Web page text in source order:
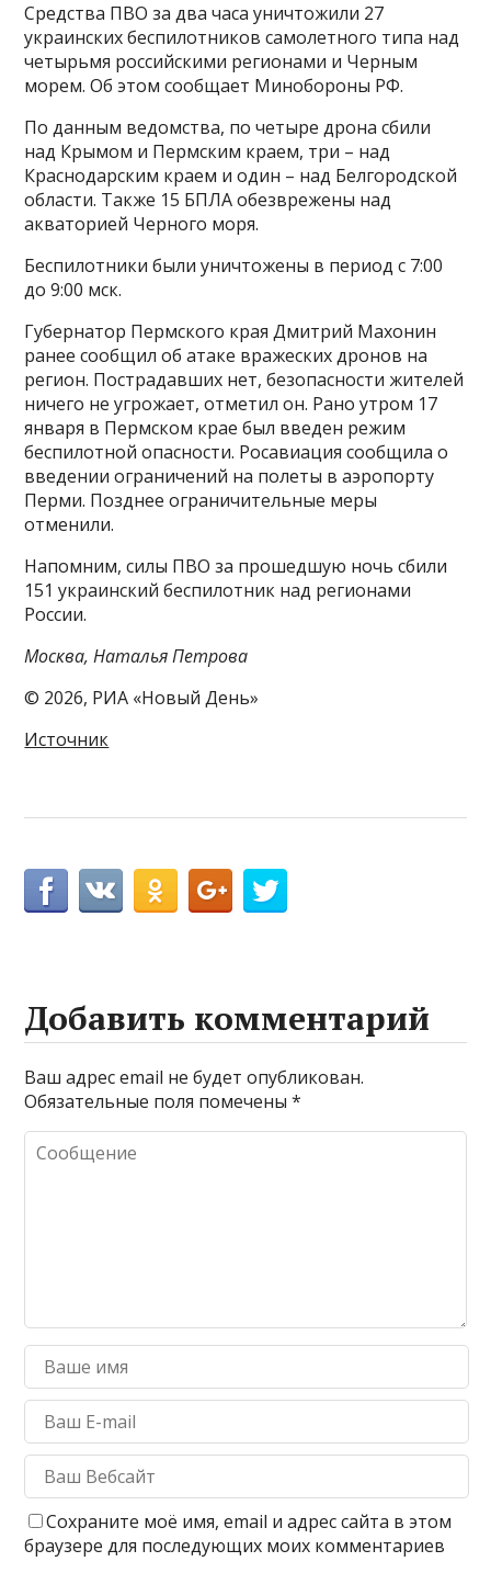
Средства ПВО за два часа уничтожили 27
украинских беспилотников самолетного типа над
четырьмя российскими регионами и Черным
морем. Об этом сообщает Минобороны РФ.
По данным ведомства, по четыре дрона сбили
над Крымом и Пермским краем, три – над
Краснодарским краем и один – над Белгородской
области. Также 15 БПЛА обезврежены над
акваторией Черного моря.
Беспилотники были уничтожены в период с 7:00
до 9:00 мск.
Губернатор Пермского края Дмитрий Махонин
ранее сообщил об атаке вражеских дронов на
регион. Пострадавших нет, безопасности жителей
ничего не угрожает, отметил он. Рано утром 17
января в Пермском крае был введен режим
беспилотной опасности. Росавиация сообщила о
введении ограничений на полеты в аэропорту
Перми. Позднее ограничительные меры
отменили.
Напомним, силы ПВО за прошедшую ночь сбили
151 украинский беспилотник над регионами
России.
Москва, Наталья Петрова
© 2026, РИА «Новый День»
Источник
Добавить комментарий
Ваш адрес email не будет опубликован.
Обязательные поля помечены*
Сохраните моё имя, email и адрес сайта в этом
браузере для последующих моих комментариев